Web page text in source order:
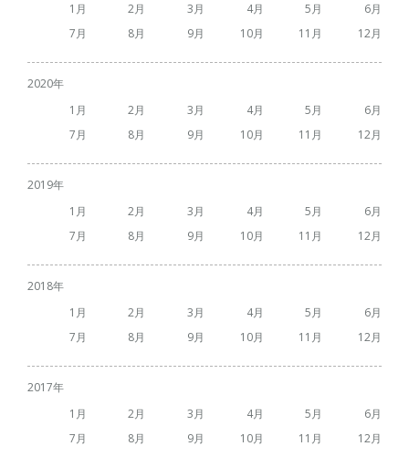
1
2 3 4 5
6
7
8 9 10 11 12
2020
1
2 3 4 5
6
7
8 9 10 11 12
2019
1
2 3 4 5
6
7
8 9 10 11 12
2018
1
2 3 4 5
6
7
8 9 10 11 12
2017
1
2 3 4 5
6
7
8 9 10 11 12